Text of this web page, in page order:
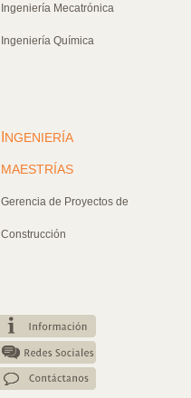
Ingeniería Mecatrónica
Ingeniería Química
NGENIERÍA
MAESTRÍAS
Gerencia de Proyectos de
Construcción